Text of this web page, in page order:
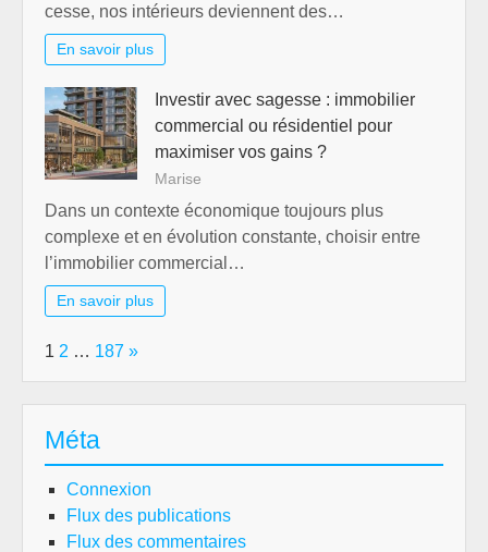
cesse, nos intérieurs deviennent des…
En savoir plus
Investir avec sagesse : immobilier
commercial ou résidentiel pour
maximiser vos gains ?
Marise
Dans un contexte économique toujours plus
complexe et en évolution constante, choisir entre
l’immobilier commercial…
En savoir plus
Page:
1 2 … 187 Next
»
Méta
Connexion
Flux des publications
Flux des commentaires